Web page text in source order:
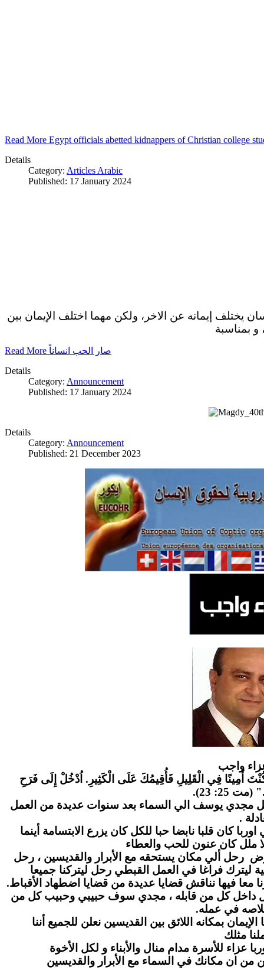
Read More Egypt officials abetted kidnappers of Christian college
Details
Category: Articles Arabic
Published: 17 January 2024
يختلف إيمانه عن الاخر، ولكن مهما اختلف الإيمان بين
و بمناسبة
Read More صار الحب انساناً
Details
Category: Announcement
Published: 17 January 2024
Details
Category: Announcement
Published: 21 December 2023
واجب
أَمِينًا فِي الْقَلِيلِ فَأُقِيمُكَ عَلَى الْكَثِيرِ. اُدْخُلْ إِلَى فَرَحِ
25: 23).
مجدي يوسف الي السماء بعد سنوات عديدة من العمل
.
كان قلبا نابضا حبا للكل كان يزرع الابتسامة أينما
ملل كان عنون للحب والعطاء
رحل ألي مكان يستحقه مع الأبرار والقديسين ، رحل
ليترك فراغا في العمل القبطي رحل ليتركنا جميعا
فيها نناقش قضايا عديدة من قضايا اضطهاد الأقباط.
داخل كل من قابله ، مجدي سوف حبيبي وحبيب كل من
في عمله.
بمكانه اللائق بين القديسين نعلن للجميع أننا
مثلك
عزاء للأسرة مدام منال والأبناء و لكل الأخوة
من ان مكانك في السماء مع الأبرار والقديسين